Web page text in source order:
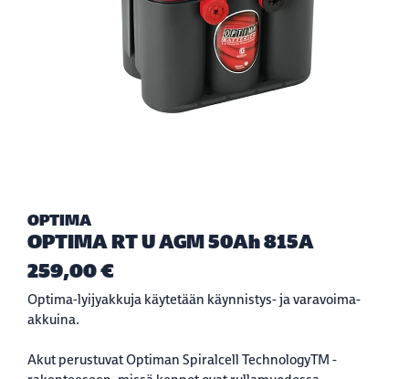
OPTIMA
OPTIMA RT U AGM 50Ah 815A
259,00 €
Optima-lyijyakkuja käytetään käynnistys- ja varavoima-
akkuina.
Akut perustuvat Optiman Spiralcell TechnologyTM -